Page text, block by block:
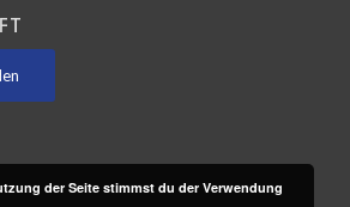
der Seite stimmst du der Verwendung